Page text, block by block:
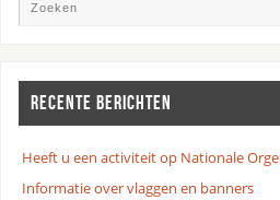
RECENTE BERICHTEN
Heeft u een activiteit op Nationale
Informatie over vlaggen en banners